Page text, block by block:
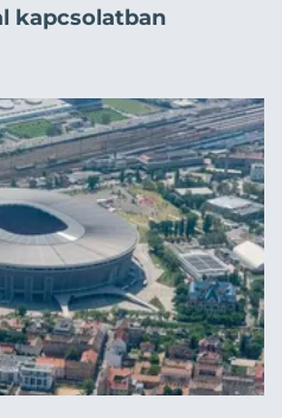
kapcsolatban